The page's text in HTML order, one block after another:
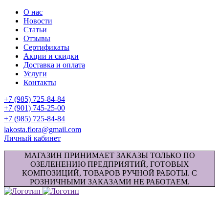
О нас
Новости
Статьи
Отзывы
Сертификаты
Акции и скидки
Доставка и оплата
Услуги
Контакты
+7 (985) 725-84-84
+7 (901) 745-25-00
+7 (985) 725-84-84
lakosta.flora@gmail.com
Личный кабинет
МАГАЗИН ПРИНИМАЕТ ЗАКАЗЫ ТОЛЬКО ПО
ОЗЕЛЕНЕНИЮ ПРЕДПРИЯТИЙ, ГОТОВЫХ
КОМПОЗИЦИЙ, ТОВАРОВ РУЧНОЙ РАБОТЫ. С
РОЗНИЧНЫМИ ЗАКАЗАМИ НЕ РАБОТАЕМ.